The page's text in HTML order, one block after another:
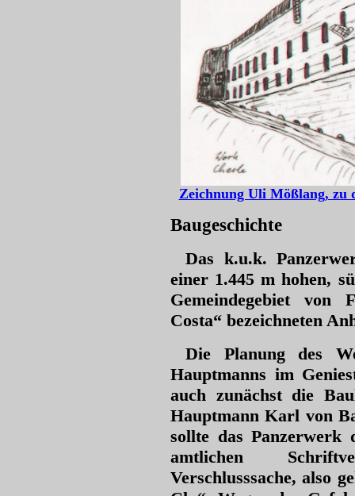
Zeichnung Uli Mößlang, zu
Baugeschichte
Das k.u.k.
einer 1.445 m hohen,
Gemeindegebiet von
Costa“ bezeichneten
Die Planung des
Hauptmanns im
auch zunächst die
Hauptmann Karl von
sollte das Panzerwerk
amtlichen
Verschlusssache, also